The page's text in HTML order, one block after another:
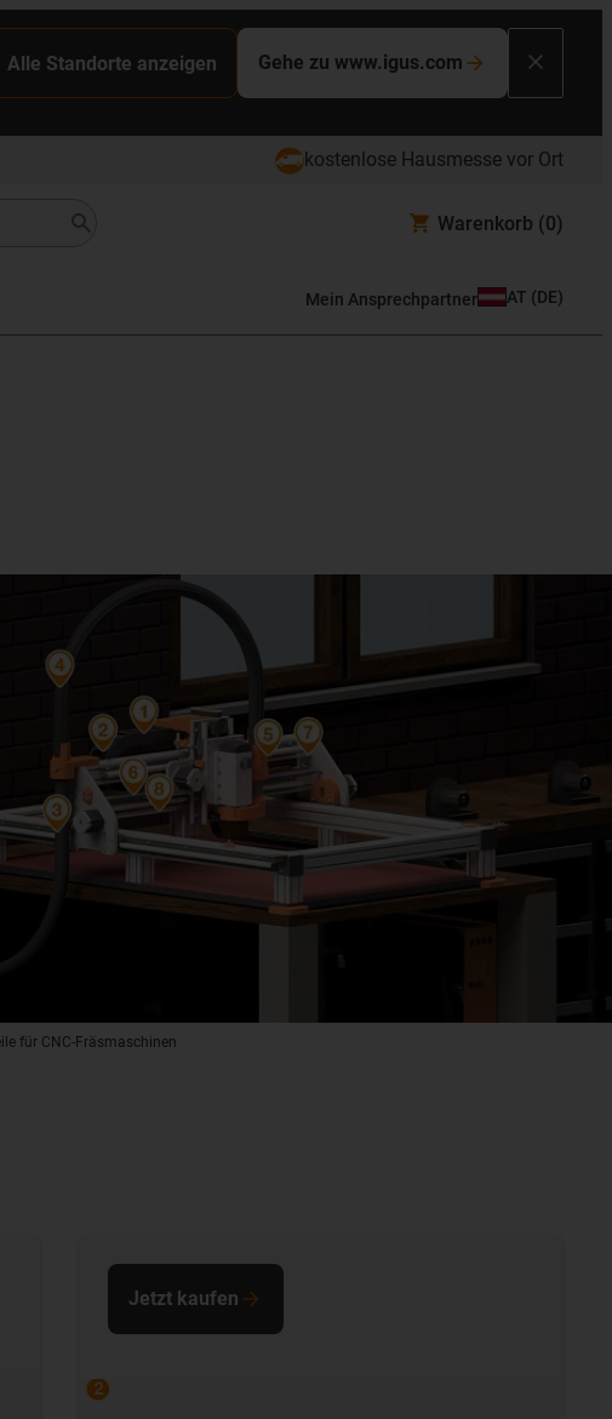
Alle Standorte anzeigen Gehe zu www.igus.com
kostenlose Hausmesse vor Ort
Warenkorb (0)
Mein Ansprechpartner AT (DE)
für CNC-Fräsmaschinen
Jetzt kaufen